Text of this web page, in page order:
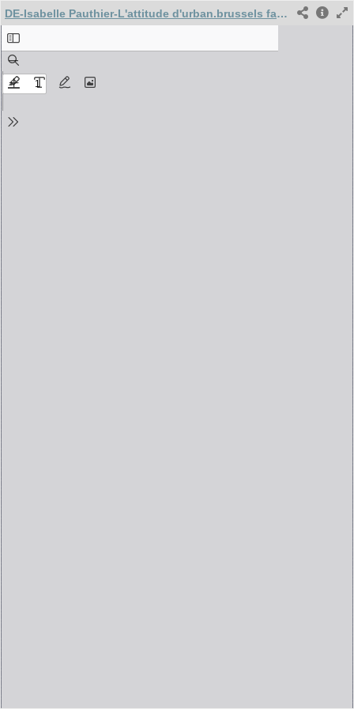
DE-Isabelle Pauthier-L'attitude d'urban.brussels face aux demandes actuelles de permis dans le quartier de la rue de la Loi